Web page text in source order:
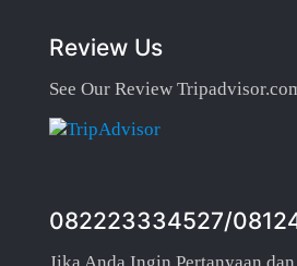
Review Us
See Our Review
082223334527/